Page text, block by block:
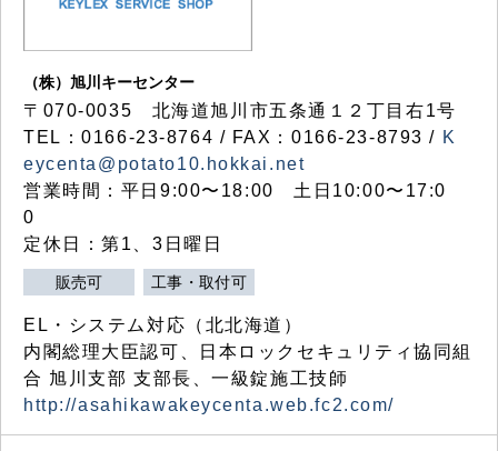
（株）旭川キーセンター
〒070-0035 北海道旭川市五条通１２丁目右1号
TEL：0166-23-8764 / FAX：0166-23-8793 / K
eycenta@potato10.hokkai.net
営業時間：平日9:00〜18:00 土日10:00〜17:0
0
定休日：第1、3日曜日
販売可 工事・取付可
EL・システム対応（北北海道）
内閣総理大臣認可、日本ロックセキュリティ協同組
合 旭川支部 支部長、一級錠施工技師
http://asahikawakeycenta.web.fc2.com/